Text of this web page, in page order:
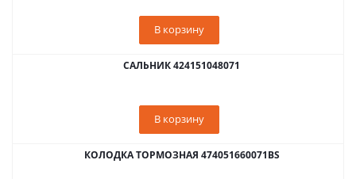
В корзину
САЛЬНИК 424151048071
В корзину
КОЛОДКА ТОРМОЗНАЯ 474051660071BS